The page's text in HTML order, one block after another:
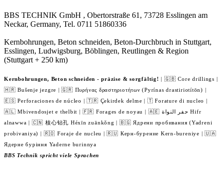
BBS TECHNIK GmbH , Obertorstraße 61, 73728 Esslingen am
Neckar, Germany, Tel. 0711 51860336
Kernbohrungen, Beton schneiden, Beton-Durchbruch in Stuttgart,
Esslingen, Ludwigsburg, Böblingen, Reutlingen & Region
(Stuttgart + 250 km)
Kernbohrungen, Beton schneiden - präzise & sorgfältig! | 🇬🇧 Core drillings |
🇭🇷 Bušenje jezgre | 🇬🇷 Πυρήνας δραστηριοτήτων (Pyrínas drastiriotítōn) |
🇪🇸 Perforaciones de núcleo | 🇹🇷 Çekirdek delme | 🇹 Forature di nucleo |
🇦🇱 Mbivendosjet e thelbit | 🇫🇷 Forages de noyau | 🇦🇪 حفر النواة Hifr
alnawwa | 🇨🇳 核心钻孔 Héxīn zuānkǒng | 🇧🇬 Ядрени пробивания (Yadreni
probivaniya) | 🇷🇴 Foraje de nucleu | 🇷🇺 Керн-бурение Kern-bureniye | 🇺🇦
Ядерне буріння Yaderne burinnya
BBS Technik spricht viele Sprachen